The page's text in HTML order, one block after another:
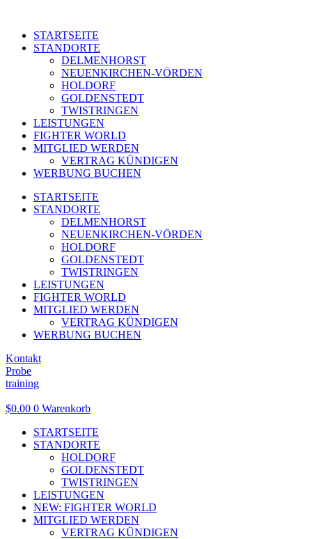
STARTSEITE
STANDORTE
DELMENHORST
NEUENKIRCHEN-VÖRDEN
HOLDORF
GOLDENSTEDT
TWISTRINGEN
LEISTUNGEN
FIGHTER WORLD
MITGLIED WERDEN
VERTRAG KÜNDIGEN
WERBUNG BUCHEN
STARTSEITE
STANDORTE
DELMENHORST
NEUENKIRCHEN-VÖRDEN
HOLDORF
GOLDENSTEDT
TWISTRINGEN
LEISTUNGEN
FIGHTER WORLD
MITGLIED WERDEN
VERTRAG KÜNDIGEN
WERBUNG BUCHEN
Kontakt
Probe
training
$0.00 0 Warenkorb
STARTSEITE
STANDORTE
HOLDORF
GOLDENSTEDT
TWISTRINGEN
LEISTUNGEN
NEW: FIGHTER WORLD
MITGLIED WERDEN
VERTRAG KÜNDIGEN